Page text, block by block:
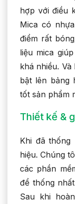
hợp với điều
Mica có
điểm rất
liệu mica
khá nhiều.
bật lên bảng
tốt sản phẩm
Thiết kế &
Khi đã
hiệu. Chúng
các phần
để thống
Sau khi